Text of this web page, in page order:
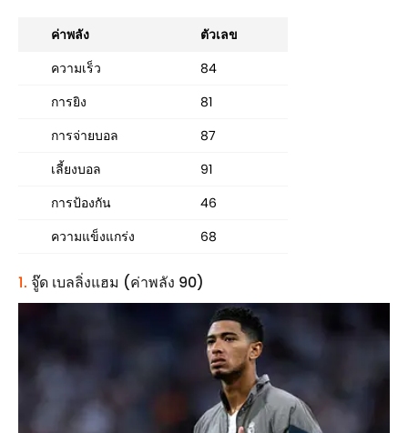
ค่าพลัง
ตัวเลข
ความเร็ว
84
การยิง
81
การจ่ายบอล
87
เลี้ยงบอล
91
การป้องกัน
46
ความแข็งแกร่ง
68
1. จู๊ด เบลลิ่งแฮม (ค่าพลัง 90)